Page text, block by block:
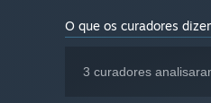
O que os curadores
3 curadores